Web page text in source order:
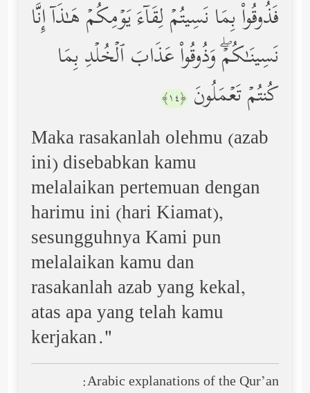
فَذُوقُواْ بِمَا نَسِیتُمۡ لِقَاۤءَ یَوۡمِكُمۡ هَـٰذَاۤ إِنَّا
نَسِینَـٰكُمۡۖ وَذُوقُواْ عَذَابَ ٱلۡخُلۡدِ بِمَا
كُنتُمۡ تَعۡمَلُونَ ﴿١٤﴾
Maka rasakanlah olehmu (azab
ini) disebabkan kamu
melalaikan pertemuan dengan
harimu ini (hari Kiamat),
sesungguhnya Kami pun
melalaikan kamu dan
rasakanlah azab yang kekal,
atas apa yang telah kamu
kerjakan."
Arabic explanations of the Qur’an: